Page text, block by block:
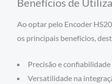
Benefícios de
Ao optar pelo Encoder
os principais benefícios,
Precisão e
Versatilidade na